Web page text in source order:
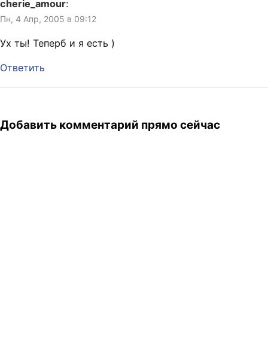
cherie_amour:
Пн, 4 Апр, 2005 в 09:12
Ух ты! Теперб и я есть )
Ответить
Добавить комментарий прямо сейчас